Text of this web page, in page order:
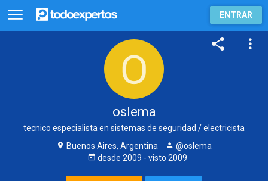
ENTRAR
oslema
tecnico especialista en sistemas de seguridad / electricista
Buenos Aires, Argentina
@oslema
desde 2009 - visto 2009